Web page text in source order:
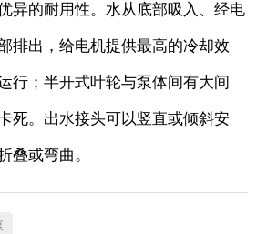
异的耐用性。水从底部吸入、经电
排出，给电机提供最高的冷却效
行；半开式叶轮与泵体间有大间
死。出水接头可以竖直或倾斜安
叠或弯曲。